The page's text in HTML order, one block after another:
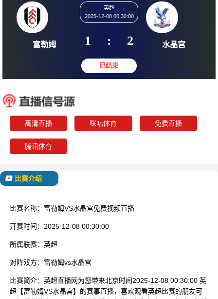
英超
2025-12-08 00:30:00
1 : 2
高清直播 咪咕体育 免费直播
腾讯体育
比赛介绍
比赛名称： 富勒姆VS水晶宫免费视频直播
开赛时间： 2025-12-08 00:30:00
所属联赛： 英超
对阵双方： 富勒姆vs水晶宫
比赛简介： 英超直播网为您带来北京时间2025-12-08 00:30:00 英
超【富勒姆VS水晶宫】的赛事直播，喜欢观看英超比赛的朋友可